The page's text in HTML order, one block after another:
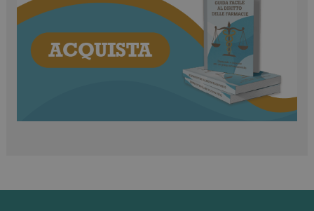
I cookie necessari contribuiscono a rendere fruibile il
sito web abilitandone funzionalità di base quali la
navigazione sulle pagine e l'accesso alle aree
protette del sito. Il sito web non è in grado di
funzionare correttamente senza questi cookie.
FORNITORE /
DOMINIO
SCADENZA